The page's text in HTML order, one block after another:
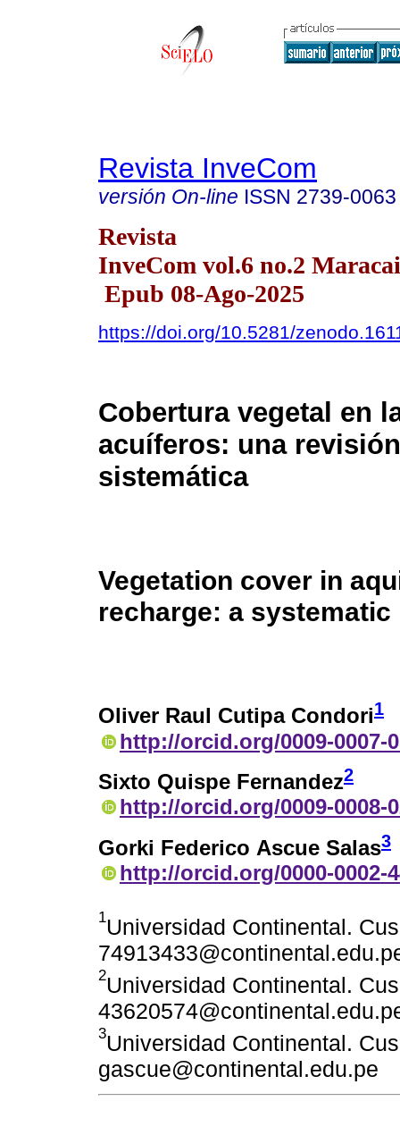
Revista InveCom
versión On-line ISSN 2739-0063
Revista
InveCom vol.6 no.2
Epub 08-Ago-2025
https://doi.org/10.5281/
Cobertura vegetal en
acuíferos: una revisión
sistemática
Vegetation cover in
recharge: a systematic
Oliver Raul Cutipa Condori1
http://orcid.org/0009-0007-
Sixto Quispe Fernandez2
http://orcid.org/0009-0008-
Gorki Federico Ascue Salas3
http://orcid.org/0000-0002-
1Universidad Continental.
2Universidad Continental.
3Universidad Continental.
gascue@continental.edu.pe